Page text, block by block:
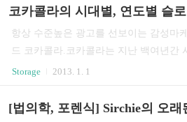
의 명료화Purpose: 나는 왜 그들에게 프
얻길 바라는가?Audience Benefit: 그들은
을 통해 어떤 이익을 얻게 될 것인가? 청
위, 문화적 배경하는 일, 일의 특성학력,
적)그룹사이즈(소그룹/대그룹)Key Man
항상 수준높은 광고를 선보이는 감성마
드 코카콜라.코카콜라는 지난 백여년간
어 사람들의 공감을 이끌어내는 슬로건
ola1939(2차세계대전): Coca-Cola Goes
Storage 2013. 1. 1